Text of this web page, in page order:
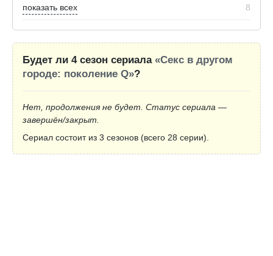
показать всех 8
Будет ли 4 сезон сериала «Секс в другом
городе: поколение Q»?
Нет, продолжения не будет. Статус сериала —
завершён/закрыт.
Сериал состоит из 3 сезонов (всего 28 серии).